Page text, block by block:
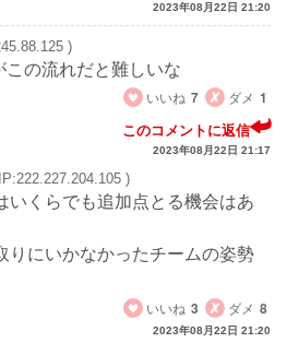
2023年08月22日 21:20
)
の流れだと難しいな
いいね 7 ダメ 1
このコメントに返信
2023年08月22日 21:17
)
いくらでも追加点とる機会はあ
りにいかなかったチームの姿勢
いいね 3 ダメ 8
2023年08月22日 21:20